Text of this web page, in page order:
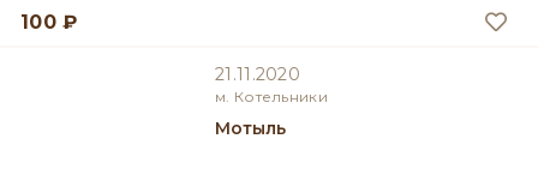
100 ₽
21.11.2020
м. Котельники
Мотыль